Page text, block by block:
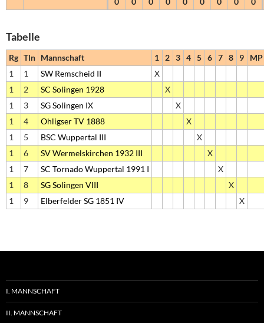
Tabelle
Rg Tln Mannschaft 1 2 3 4 5 6 7 8 9
MP
1
1 SW Remscheid II
X
1
2 SC Solingen 1928
X
1
3 SG Solingen IX
X
1
4 Ohligser TV 1888
X
1
5 BSC Wuppertal III
X
1
6 SV Wermelskirchen 1932 III
X
1
7 SC Tornado Wuppertal 1991 I
X
1
8 SG Solingen VIII
X
1
9 Elberfelder SG 1851 IV X
I. MANNSCHAFT
II. MANNSCHAFT